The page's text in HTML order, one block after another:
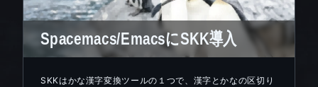
Spacemacs/EmacsにSKK導入
SKKはかな漢字変換ツールの１つで、漢字とかなの区切り